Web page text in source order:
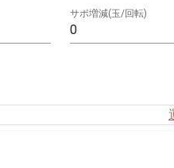
サポ増減(玉/回転)